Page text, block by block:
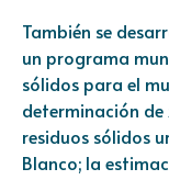
También se
un programa
sólidos para el
determinación de
residuos sólidos
Blanco; la